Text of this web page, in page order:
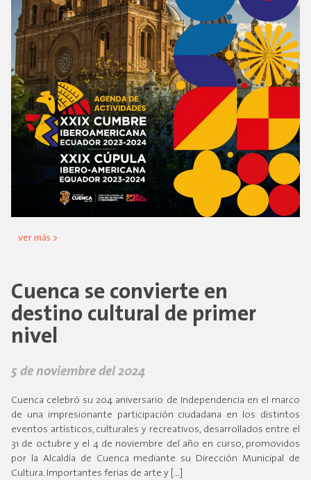
ver más >
Cuenca se convierte en
destino cultural de primer
nivel
5 de noviembre del 2024
Cuenca celebró su 204 aniversario de Independencia en el marco
de una impresionante participación ciudadana en los distintos
eventos artísticos, culturales y recreativos, desarrollados entre el
31 de octubre y el 4 de noviembre del año en curso, promovidos
por la Alcaldía de Cuenca mediante su Dirección Municipal de
Cultura. Importantes ferias de arte y […]